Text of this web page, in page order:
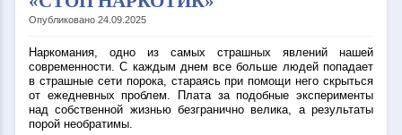
Опубликовано 24.09.2025
Наркомания, одно из самых страшных явлений нашей
современности. С каждым днем все больше людей попадает
в страшные сети порока, стараясь при помощи него скрыться
от ежедневных проблем. Плата за подобные эксперименты
над собственной жизнью безгранично велика, а результаты
порой необратимы.